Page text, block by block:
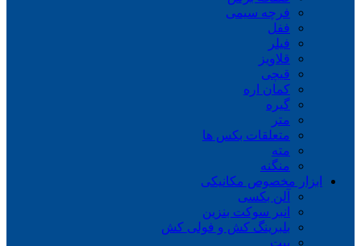
فرچه سیمی
ففل
فیلر
قلاویز
قیچی
کمان اره
گیره
متر
متعلقات بکس ها
مته
منگنه
ابزار مخصوص مکانیکی
آلن بکسی
انبر سوکت بنزین
بلبرینگ کش و فولی کش
بیت